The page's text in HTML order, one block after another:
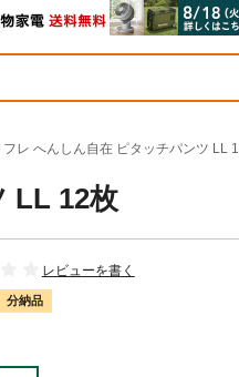
フレ へんしん自在 ピタッチパンツ LL
LL 12枚
レビューを書く
分納品